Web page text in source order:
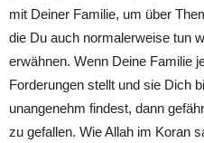
mit Deiner Familie, um über
die Du auch normalerweise tun
erwähnen. Wenn Deine Familie
Forderungen stellt und sie Dich
unangenehm findest, dann
zu gefallen. Wie Allah im Koran